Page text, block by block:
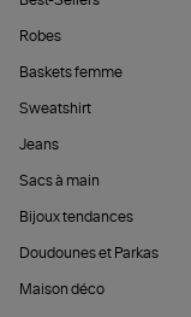
Robes
Baskets femme
Sweatshirt
Jeans
Sacs à main
Bijoux tendances
Doudounes et Parkas
Maison déco